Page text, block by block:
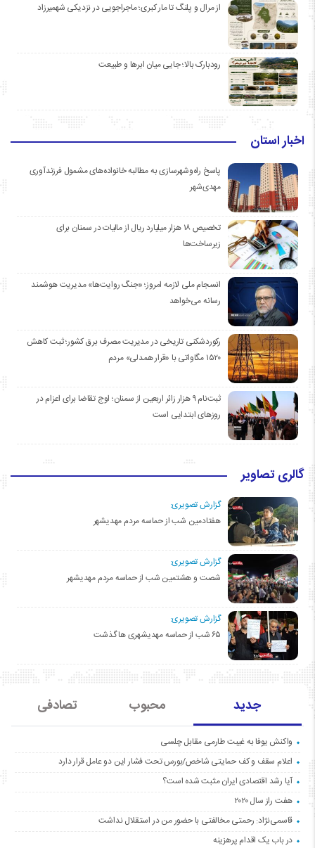
از مرال و پلنگ تا مار کبری؛ ماجراجویی در نزدیکی شهمیرزاد
رودبارک بالا؛ جایی میان ابرها و طبیعت
اخبار استان
پاسخ راه‌وشهرسازی به مطالبه خانواده‌های مشمول فرزندآوری
مهدی‌شهر
تخصیص ۱۸ هزار میلیارد ریال از مالیات در سمنان برای
زیرساخت‌ها
انسجام ملی لازمه امروز؛ «جنگ روایت‌ها» مدیریت هوشمند
رسانه می‌خواهد
رکوردشکنی تاریخی در مدیریت مصرف برق کشور؛ ثبت کاهش
۱۵۲۰ مگاواتی با «قرار همدلی» مردم
ثبت‌نام ۹ هزار زائر اربعین از سمنان؛ اوج تقاضا برای اعزام در
روزهای ابتدایی است
گالری تصاویر
گزارش تصویری:
هفتادمین شب از حماسه مردم مهدیشهر
گزارش تصویری:
شصت و هشتمین شب از حماسه مردم مهدیشهر
گزارش تصویری:
۶۵ شب از حماسه مهدیشهری ها گذشت
جدید محبوب تصادفی
واکنش یوفا به غیبت طارمی مقابل چلسی
اعلام سقف و کف حمایتی شاخص/بورس تحت فشار این دو عامل قرار دارد
آیا رشد اقتصادی ایران مثبت شده است؟
هفت راز سال ۲۰۲۰
قاسمی‌نژاد: رحمتی مخالفتی با حضور من در استقلال نداشت
در باب یک اقدام پرهزینه